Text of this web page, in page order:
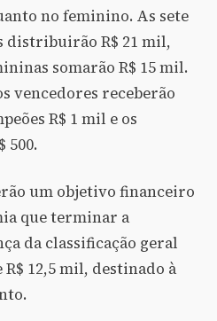
no feminino. As sete
distribuirão R$ 21 mil,
somarão R$ 15 mil.
vencedores receberão
R$ 1 mil e os
500.
um objetivo financeiro
que terminar a
da classificação geral
12,5 mil, destinado à